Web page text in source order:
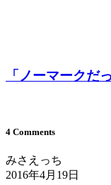
「ノーマークだ
4 Comments
みさえっち
2016年4月19日